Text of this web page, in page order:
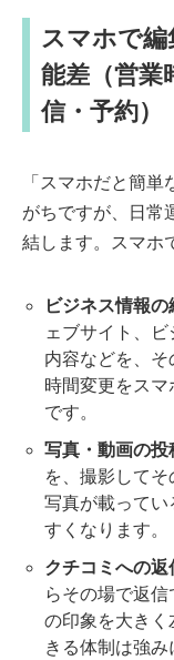
スマホで
能差（営業
信・予約）
「スマホだと簡
がちですが、日常
結します。スマホ
ビジネス情報の
ェブサイト、
内容などを、
時間変更をス
です。
写真・動画の投
を、撮影して
写真が載って
すくなります。
クチコミへの返
らその場で返
の印象を大き
きる体制は強み